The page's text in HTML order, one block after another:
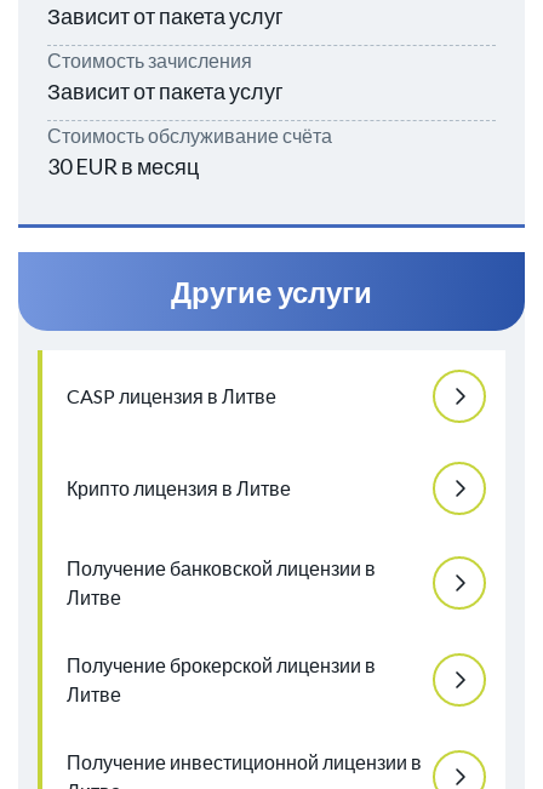
Зависит от пакета услуг
Стоимость зачисления
Зависит от пакета услуг
Стоимость обслуживание счёта
30 EUR в месяц
Другие услуги
CASP лицензия в Литве
Крипто лицензия в Литве
Получение банковской лицензии в
Литве
Получение брокерской лицензии в
Литве
Получение инвестиционной лицензии в